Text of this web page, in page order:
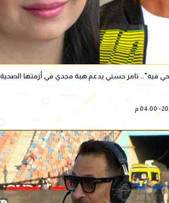
فيه".. تامر حسني يدعم هبة مجدي في أزمتها الصحية